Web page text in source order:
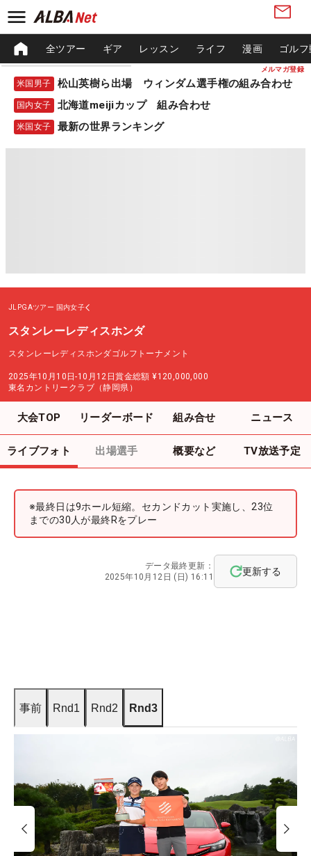
メルマガ登録
全ツアー ギア レッスン ライフ 漫画 ゴル
米国男子 松山英樹ら出場 ウィンダム選手権の組み合わせ
国内女子 北海道meijiカップ 組み合わせ
米国女子 最新の世界ランキング
JLPGAツアー 国内女子
スタンレーレディスホンダ
スタンレーレディスホンダゴルフトーナメント
2025年10月10日-10月12日賞金総額 ¥120,000,000
東名カントリークラブ（静岡県）
大会TOP リーダーボード 組み合せ ニュース
ライブフォト 出場選手 概要など TV放送予定
※最終日は9ホール短縮。セカンドカット実施し、23位
までの30人が最終Rをプレー
データ最終更新：
2025年10月12日 (日) 16:11
更新する
事前 Rnd1 Rnd2 Rnd3